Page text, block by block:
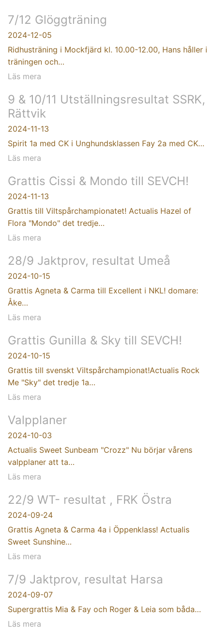
7/12 Glöggträning
2024-12-05
Ridhusträning i Mockfjärd kl. 10.00-12.00, Hans håller i
träningen och…
Läs mera
9 & 10/11 Utställningsresultat SSRK,
Rättvik
2024-11-13
Spirit 1a med CK i Unghundsklassen Fay 2a med CK…
Läs mera
Grattis Cissi & Mondo till SEVCH!
2024-11-13
Grattis till Viltspårchampionatet! Actualis Hazel of
Flora "Mondo" det tredje…
Läs mera
28/9 Jaktprov, resultat Umeå
2024-10-15
Grattis Agneta & Carma till Excellent i NKL! domare:
Åke…
Läs mera
Grattis Gunilla & Sky till SEVCH!
2024-10-15
Grattis till svenskt Viltspårchampionat!Actualis Rock
Me "Sky" det tredje 1a…
Läs mera
Valpplaner
2024-10-03
Actualis Sweet Sunbeam "Crozz" Nu börjar vårens
valpplaner att ta…
Läs mera
22/9 WT- resultat , FRK Östra
2024-09-24
Grattis Agneta & Carma 4a i Öppenklass! Actualis
Sweet Sunshine…
Läs mera
7/9 Jaktprov, resultat Harsa
2024-09-07
Supergrattis Mia & Fay och Roger & Leia som båda…
Läs mera